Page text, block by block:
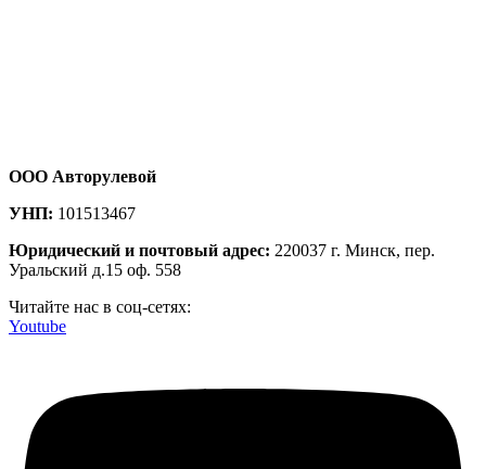
ООО Авторулевой
УНП: 101513467
Юридический и почтовый адрес: 220037 г. Минск, пер.
Уральский д.15 оф. 558
Читайте нас в соц-сетях:
Youtube